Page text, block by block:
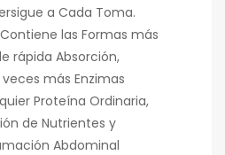
a Cada Toma.
las Formas más
rápida Absorción,
más Enzimas
Proteína Ordinaria,
de Nutrientes y
Abdominal